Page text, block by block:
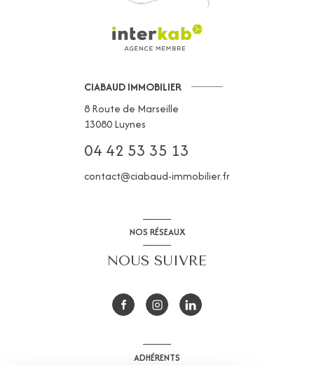
CIABAUD IMMOBILIER
8 Route de Marseille
13080Luynes
04 42 53 35 13
contact@ciabaud-immobilier.fr
NOS RÉSEAUX
NOUS SUIVRE
ADHÉRENTS